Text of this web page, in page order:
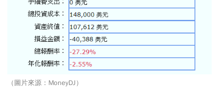
（圖片來源：MoneyDJ）